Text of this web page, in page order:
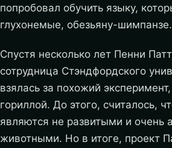
попробовал обучить языку,
глухонемые, обезьяну-шимпанзе.
Спустя несколько лет Пенни
сотрудница Стэндфордского
взялась за похожий
гориллой. До этого, считалось,
являются не развитыми и очень
животными. Но в итоге, проект